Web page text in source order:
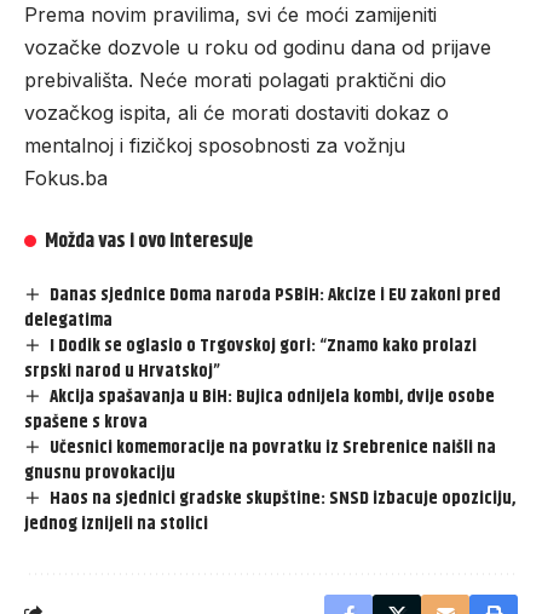
Prema novim pravilima, svi će moći zamijeniti
vozačke dozvole u roku od godinu dana od prijave
prebivališta. Neće morati polagati praktični dio
vozačkog ispita, ali će morati dostaviti dokaz o
mentalnoj i fizičkoj sposobnosti za vožnju
Fokus.ba
Možda vas i ovo interesuje
Danas sjednice Doma naroda PSBiH: Akcize i EU zakoni pred
delegatima
I Dodik se oglasio o Trgovskoj gori: “Znamo kako prolazi
srpski narod u Hrvatskoj”
Akcija spašavanja u BiH: Bujica odnijela kombi, dvije osobe
spašene s krova
Učesnici komemoracije na povratku iz Srebrenice naišli na
gnusnu provokaciju
Haos na sjednici gradske skupštine: SNSD izbacuje opoziciju,
jednog iznijeli na stolici